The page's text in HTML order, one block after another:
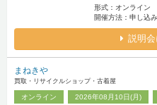
形式：オンライン
開催方法：申し込
説明
まねきや
買取・リサイクルショップ・古着屋
オンライン 2026年08月10日(月)